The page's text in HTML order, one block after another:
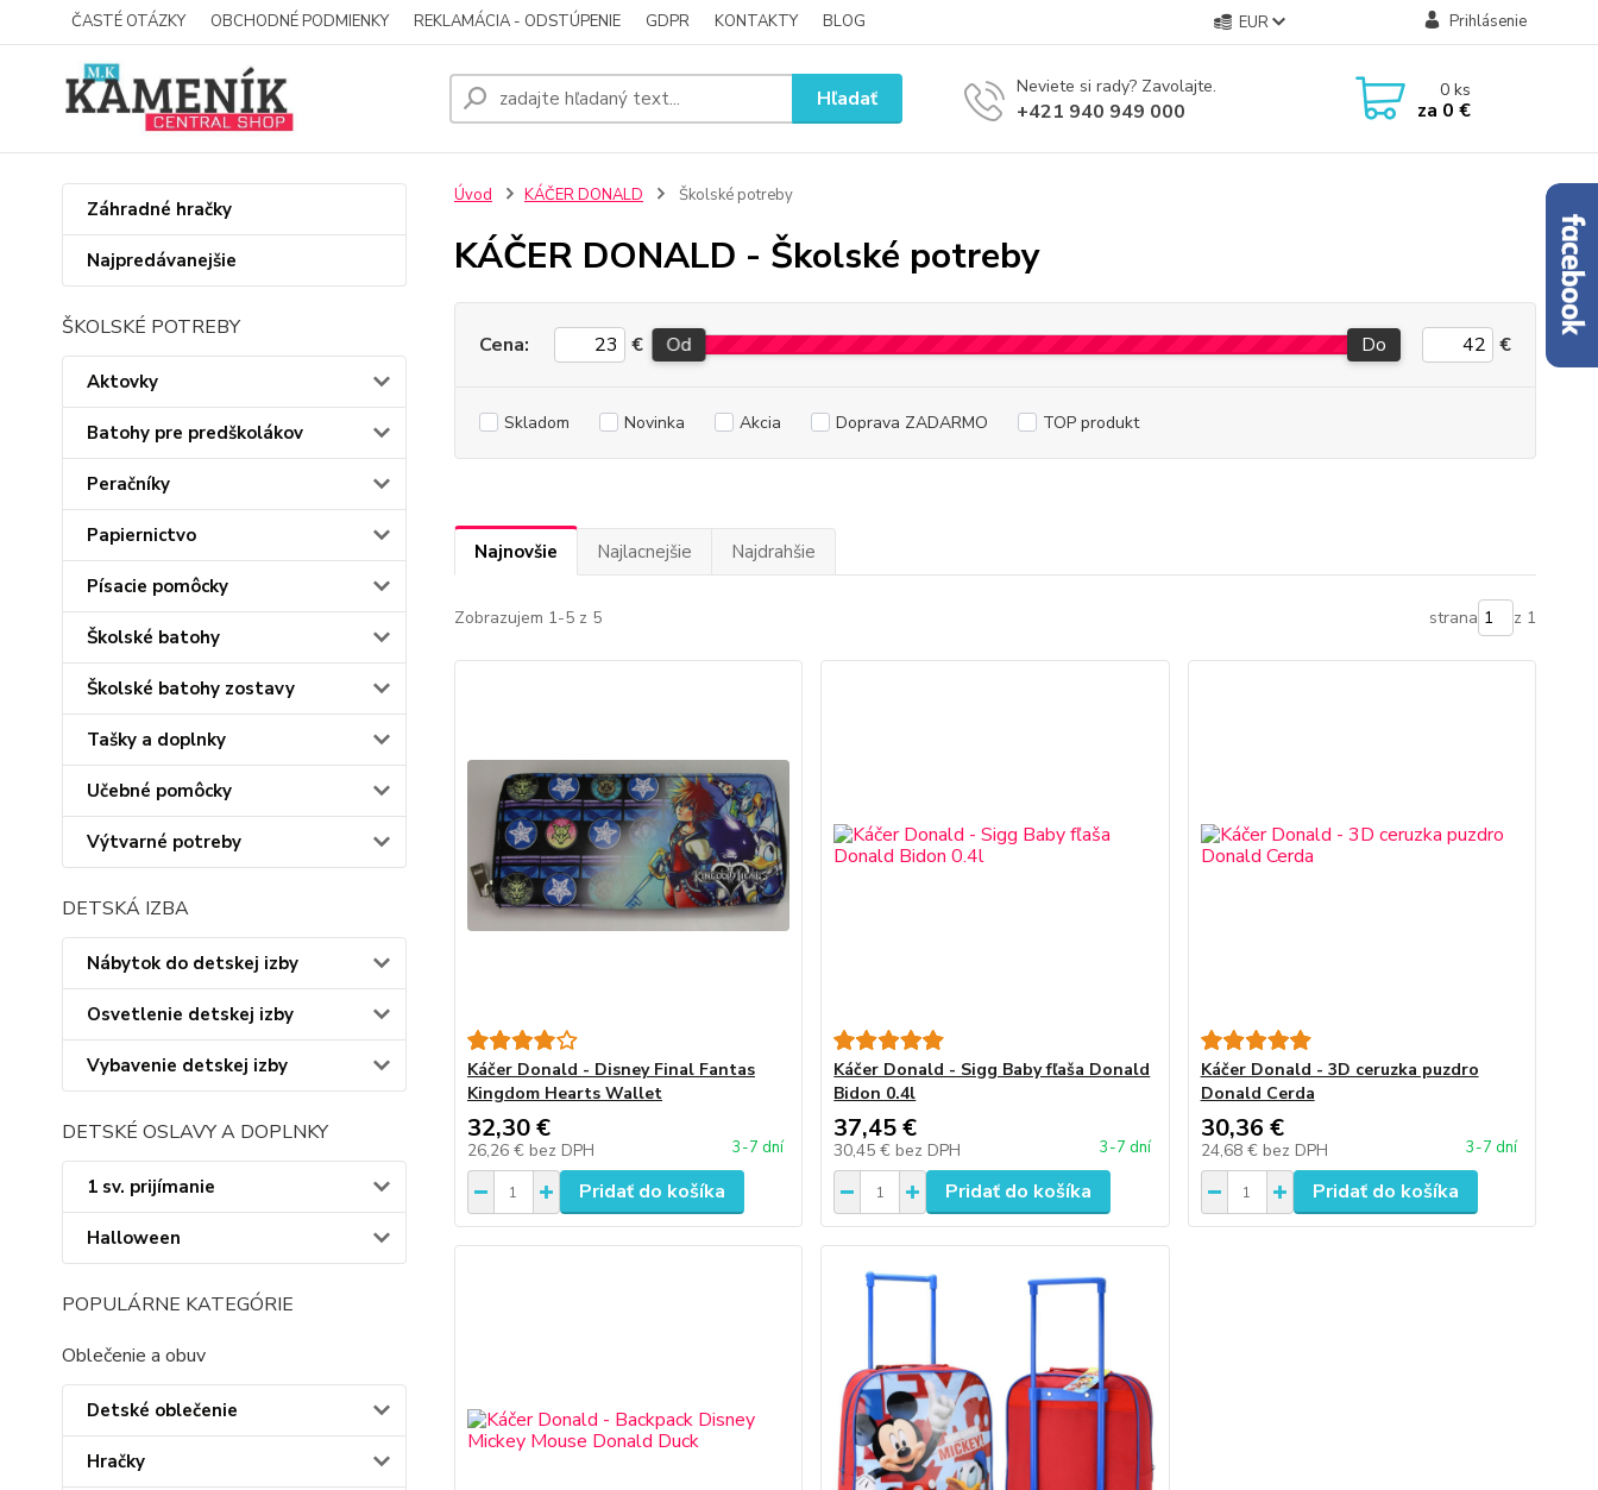
ČASTÉ OTÁZKY OBCHODNÉ PODMIENKY REKLAMÁCIA - ODSTÚPENIE GDPR KONTAKTY BLOG EUR Prihlásenie
Hľadať Neviete si rady? Zavolajte.
+421 940 949 000
0ks
za 0 €
Záhradné hračky
Najpredávanejšie
ŠKOLSKÉ POTREBY
Aktovky
Batohy pre predškolákov
Peračníky
Papiernictvo
Písacie pomôcky
Školské batohy
Školské batohy zostavy
Tašky a doplnky
Učebné pomôcky
Výtvarné potreby
DETSKÁ IZBA
Nábytok do detskej izby
Osvetlenie detskej izby
Vybavenie detskej izby
DETSKÉ OSLAVY A DOPLNKY
1 sv. prijímanie
Halloween
POPULÁRNE KATEGÓRIE
Oblečenie a obuv
Detské oblečenie
Hračky
Úvod KÁČER DONALD Školské potreby
KÁČER DONALD - Školské potreby
Cena: € Od Do €
Skladom Novinka Akcia Doprava ZADARMO TOP produkt
Najnovšie Najlacnejšie Najdrahšie
Zobrazujem 1-5 z 5 strana z 1
Káčer Donald - Disney Final Fantas
Kingdom Hearts Wallet
32,30 €
26,26 € bez DPH 3-7 dní
Pridať do košíka
Káčer Donald - Sigg Baby fľaša Donald
Bidon 0.4l
37,45 €
30,45 € bez DPH 3-7 dní
Pridať do košíka
Káčer Donald - 3D ceruzka puzdro
Donald Cerda
30,36 €
24,68 € bez DPH 3-7 dní
Pridať do košíka